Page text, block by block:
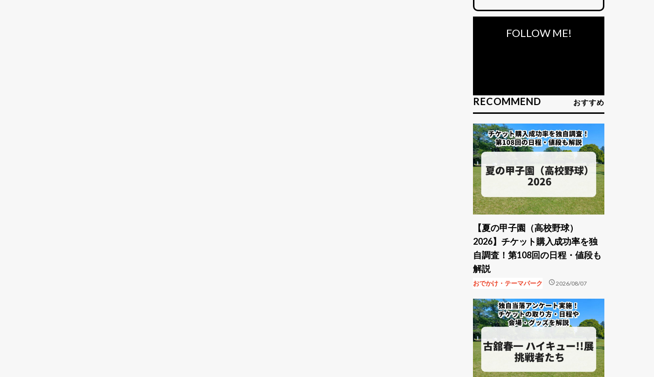
FOLLOW ME!
RECOMMEND おすすめ
【夏の甲子園（高校野球）
2026】チケット購入成功率を独
自調査！第108回の日程・値段も
解説
おでかけ・テーマパーク schedule2026/08/07